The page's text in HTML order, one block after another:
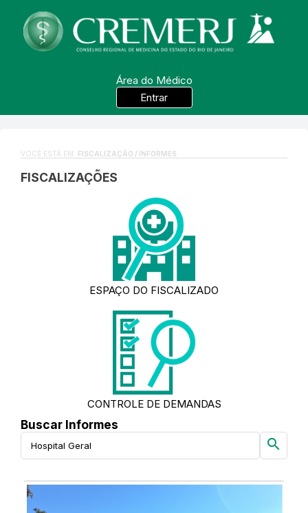
Área do Médico
Entrar
VOCÊ ESTÁ EM: FISCALIZAÇÃO / INFORMES
FISCALIZAÇÕES
ESPAÇO DO FISCALIZADO
CONTROLE DE DEMANDAS
Buscar Informes
search